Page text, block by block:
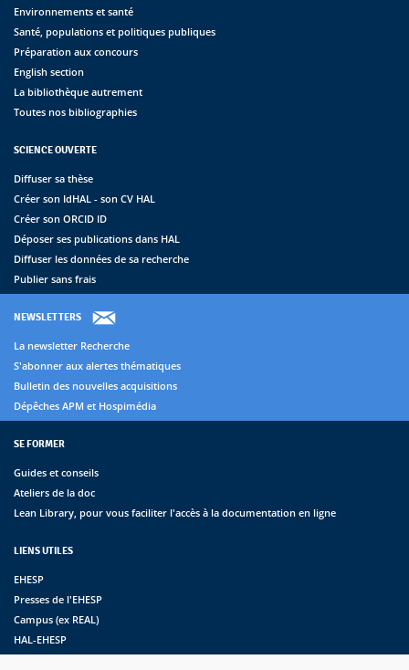
Environnements et santé
Santé, populations et politiques publiques
Préparation aux concours
English section
La bibliothèque autrement
Toutes nos bibliographies
SCIENCE OUVERTE
Diffuser sa thèse
Créer son IdHAL - son CV HAL
Créer son ORCID ID
Déposer ses publications dans HAL
Diffuser les données de sa recherche
Publier sans frais
NEWSLETTERS
La newsletter Recherche
S'abonner aux alertes thématiques
Bulletin des nouvelles acquisitions
Dépêches APM et Hospimédia
SE FORMER
Guides et conseils
Ateliers de la doc
Lean Library, pour vous faciliter l'accès à la documentation en ligne
LIENS UTILES
EHESP
Presses de l'EHESP
Campus (ex REAL)
HAL-EHESP